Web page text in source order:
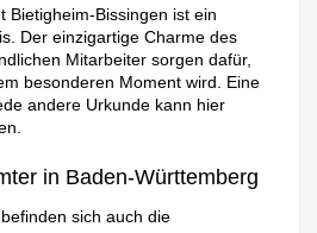
Bietigheim-Bissingen ist ein
Der einzigartige Charme des
Mitarbeiter sorgen dafür,
besonderen Moment wird. Eine
andere Urkunde kann hier
in Baden-Württemberg
sich auch die